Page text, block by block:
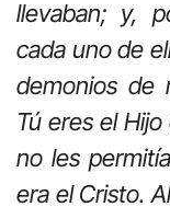
llevaban; y,
cada uno de
demonios de
Tú eres el
no les
era el Cristo.